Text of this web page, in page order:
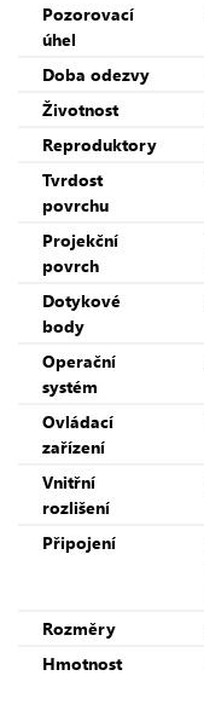
Pozorovací
úhel
Doba odezvy
Životnost
Reproduktory
Tvrdost
povrchu
Projekční
povrch
Dotykové
body
Operační
systém
Ovládací
zařízení
Vnitřní
rozlišení
Připojení
Rozměry
Hmotnost